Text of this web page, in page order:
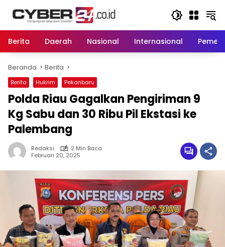
Berita
Daerah Nasional Internasional
Beranda Berita
Berita Hukrim Pekanbaru
Polda Riau Gagalkan Pengiriman 9
Kg Sabu dan 30 Ribu Pil Ekstasi ke
Palembang
Redaksi
2 Min Baca
Februari 20, 2025